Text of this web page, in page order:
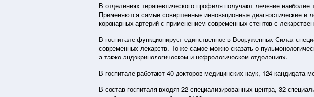
В отделениях терапевтического профиля получают лечение
Применяются самые совершенные инновационные диагностические и
коронарных артерий с применением современных стентов с
В госпитале функционирует единственное в Вооруженных Силах
современных лекарств. То же самое можно сказать о
а также эндокринологическом и нефрологическом отделениях.
В госпитале работают 40 докторов медицинских наук, 124 кандидата
В состав госпиталя входят 22 специализированных центра, 32